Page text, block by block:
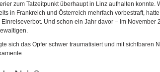
zum Tatzeitpunkt überhaupt in Linz aufhalten konnte.
in Frankreich und Österreich mehrfach vorbestraft,
Und schon ein Jahr davor – im November
sich das Opfer schwer traumatisiert und mit sichtbaren